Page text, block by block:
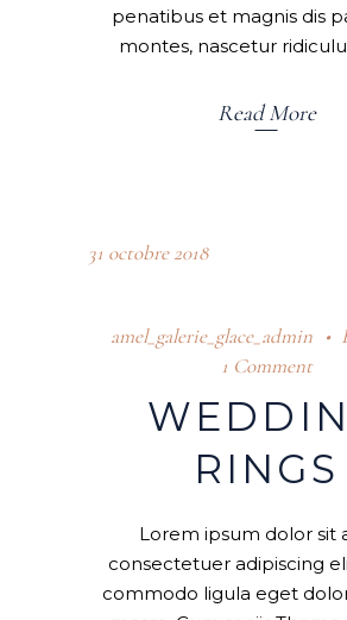
penatibus et magnis dis
montes, nascetur
Read More
31 octobre 2018
amel_galerie_glace_admin
1 Comment
RINGS
Lorem ipsum dolor sit
consectetuer adipiscing
commodo ligula eget